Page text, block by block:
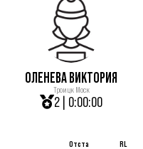
ОЛЕНЕВА ВИКТОРИЯ
Троицк Моск
2 | 0:00:00
Отста
RL